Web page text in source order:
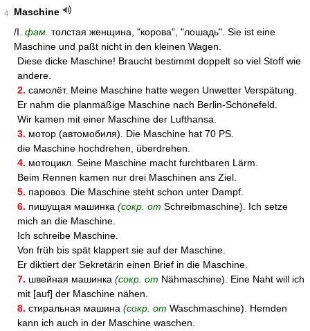
4
Maschine
/I. фам. толстая женщина, "корова", "лошадь". Sie ist eine
Maschine und paßt nicht in den kleinen Wagen.
Diese dicke Maschine! Braucht bestimmt doppelt so viel Stoff wie
andere.
2. самолёт. Meine Maschine hatte wegen Unwetter Verspätung.
Er nahm die planmäßige Maschine nach Berlin-Schönefeld.
Wir kamen mit einer Maschine der Lufthansa.
3. мотор (автомобиля). Die Maschine hat 70 PS.
die Maschine hochdrehen, überdrehen.
4. мотоцикл. Seine Maschine macht furchtbaren Lärm.
Beim Rennen kamen nur drei Maschinen ans Ziel.
5. паровоз. Die Maschine steht schon unter Dampf.
6. пишущая машинка (сокр. от Schreibmaschine). Ich setze
mich an die Maschine.
Ich schreibe Maschine.
Von früh bis spät klappert sie auf der Maschine.
Er diktiert der Sekretärin einen Brief in die Maschine.
7. швейная машинка (сокр. от Nähmaschine). Eine Naht will ich
mit [auf] der Maschine nähen.
8. стиральная машина (сокр. от Waschmaschine). Hemden
kann ich auch in der Maschine waschen.